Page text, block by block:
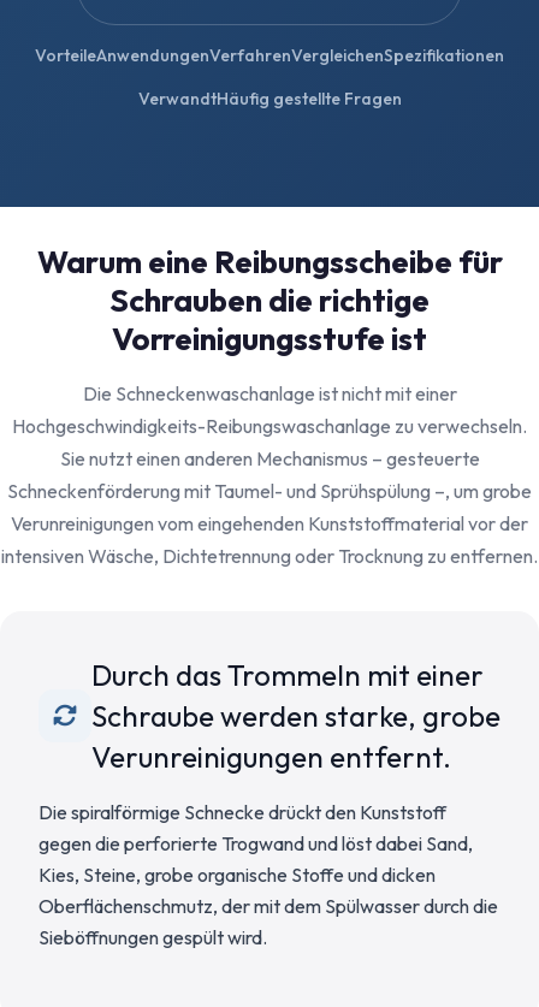
VorteileAnwendungenVerfahrenVergleichenSpezifikationen
VerwandtHäufig gestellte Fragen
Warum eine Reibungsscheibe für
Schrauben die richtige
Vorreinigungsstufe ist
Die Schneckenwaschanlage ist nicht mit einer
Hochgeschwindigkeits-Reibungswaschanlage zu verwechseln.
Sie nutzt einen anderen Mechanismus – gesteuerte
Schneckenförderung mit Taumel- und Sprühspülung –, um grobe
Verunreinigungen vom eingehenden Kunststoffmaterial vor der
intensiven Wäsche, Dichtetrennung oder Trocknung zu entfernen.
Durch das Trommeln mit einer
Schraube werden starke, grobe
Verunreinigungen entfernt.
Die spiralförmige Schnecke drückt den Kunststoff
gegen die perforierte Trogwand und löst dabei Sand,
Kies, Steine, grobe organische Stoffe und dicken
Oberflächenschmutz, der mit dem Spülwasser durch die
Sieböffnungen gespült wird.